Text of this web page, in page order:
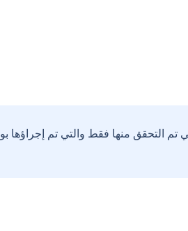
تم التحقق منها فقط والتي تم